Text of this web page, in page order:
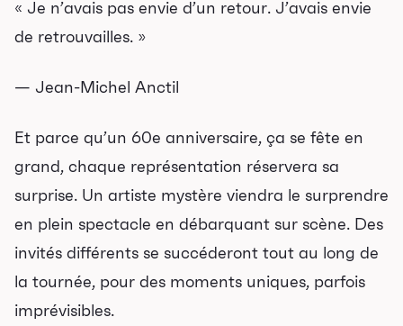
Programmation
« Je n’avais pas envie d’un retour. J’avais envie
de retrouvailles. »
— Jean-Michel Anctil
Et parce qu’un 60e anniversaire, ça se fête en
grand, chaque représentation réservera sa
surprise. Un artiste mystère viendra le surprendre
en plein spectacle en débarquant sur scène. Des
invités différents se succéderont tout au long de
la tournée, pour des moments uniques, parfois
imprévisibles.